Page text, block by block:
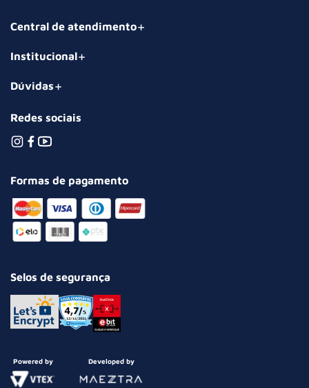
Central de atendimento
Institucional
Dúvidas
Redes sociais
Formas de pagamento
Selos de segurança
Powered by Developed by